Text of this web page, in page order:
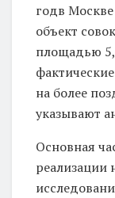
годв
объект
площадью
на более
указывают
Основная
реализации